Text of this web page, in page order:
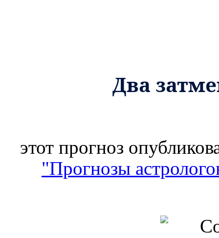
Два
этот прогноз
"Прогнозы